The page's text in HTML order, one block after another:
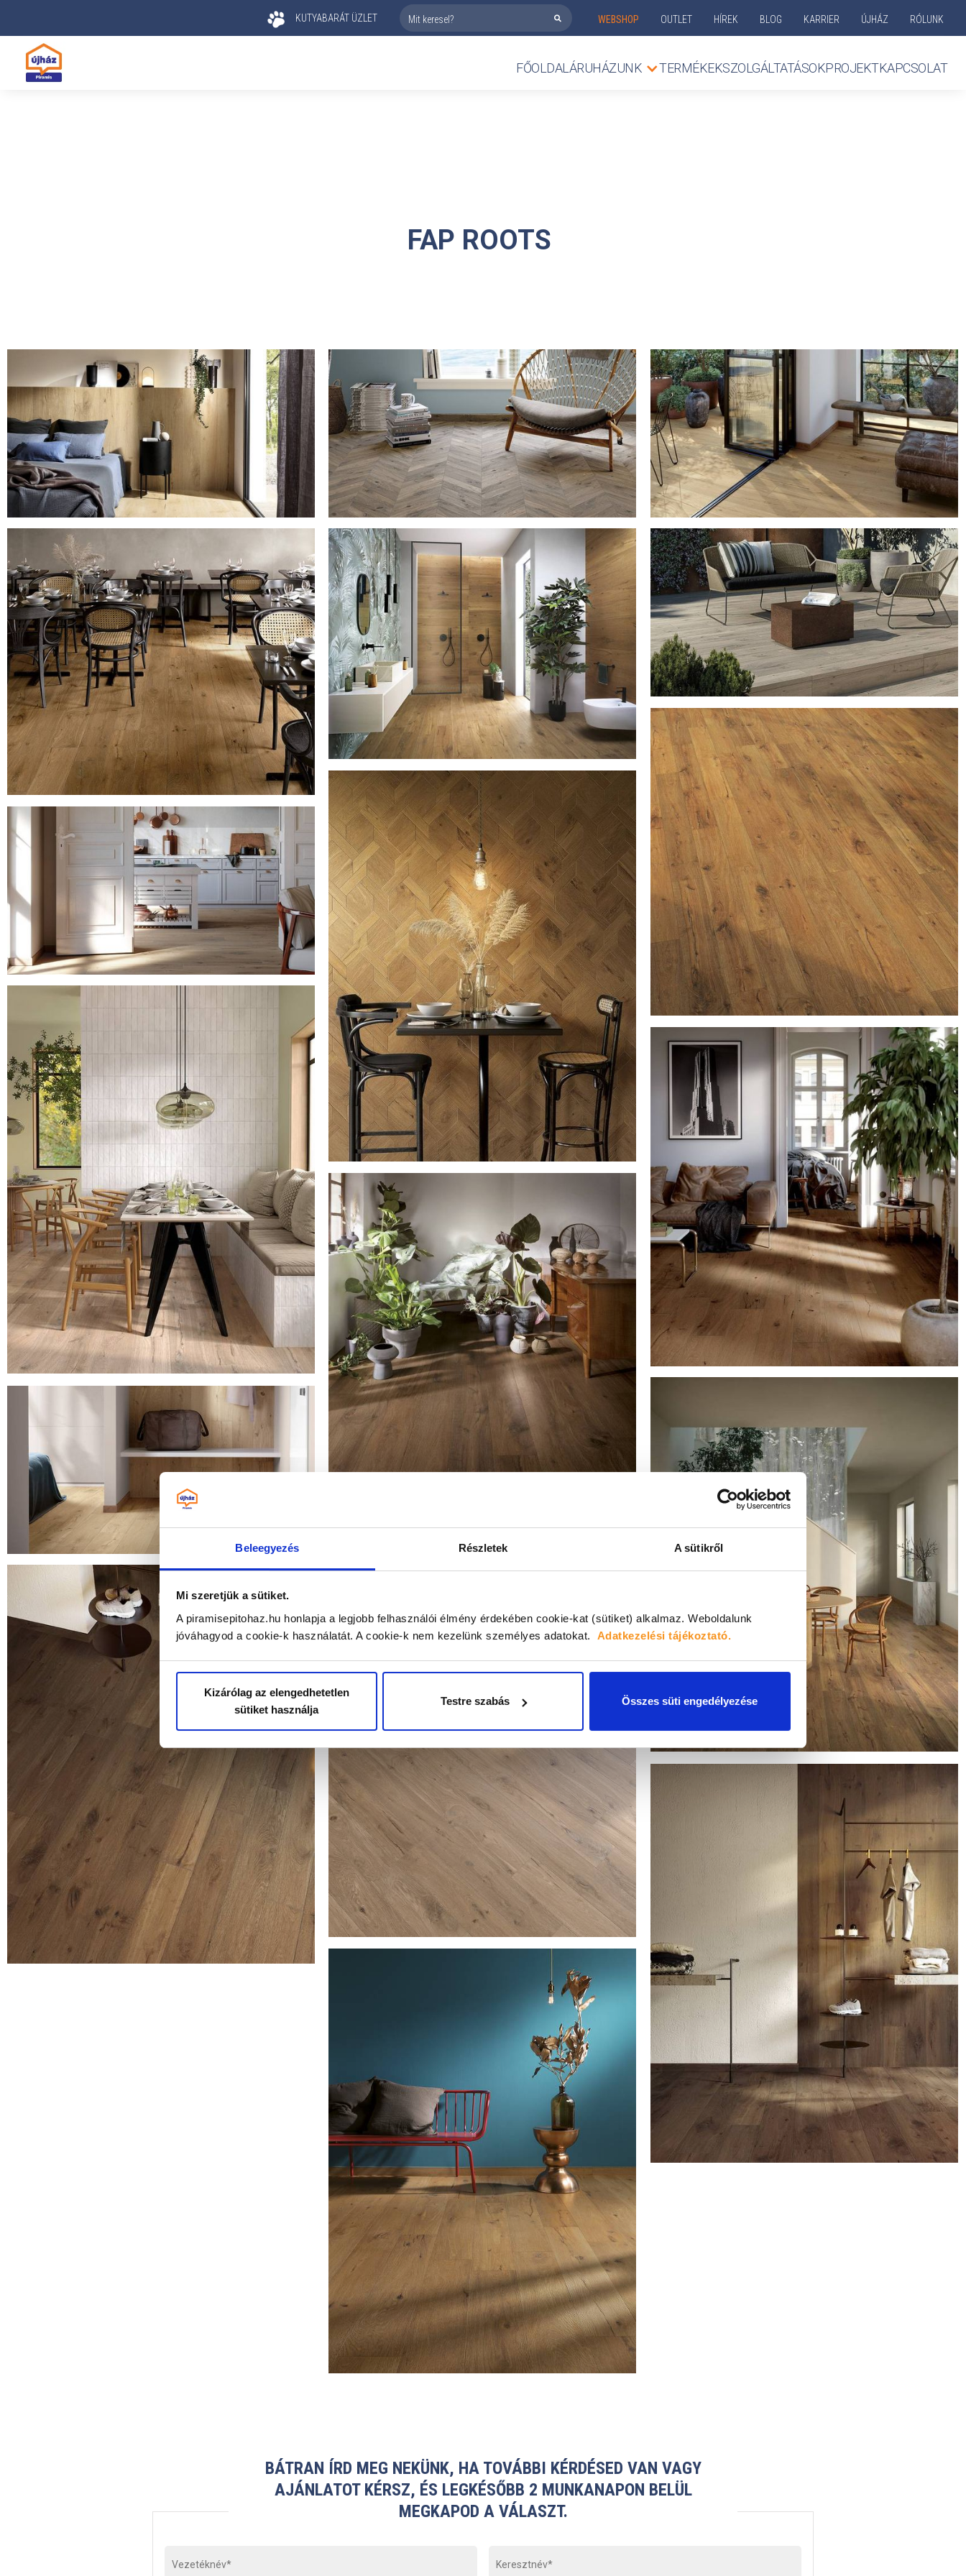
Beleegyezés Részletek A sütikről
Mi szeretjük a sütiket.
A piramisepitohaz.hu honlapja a legjobb felhasználói élmény érdekében cookie-kat (sütiket) alkalmaz. Weboldalunk
jóváhagyod a cookie-k használatát. A cookie-k nem kezelünk személyes adatokat. Adatkezelési tájékoztató.
Kizárólag az elengedhetetlen
sütiket használja
Testre szabás Összes süti engedélyezése
KUTYABARÁT ÜZLET WEBSHOP OUTLET HÍREK BLOG KARRIER ÚJHÁZ RÓLUNK
FŐOLDALÁRUHÁZUNK TERMÉKEKSZOLGÁLTATÁSOKPROJEKTKAPCSOLAT
FAP ROOTS
BÁTRAN ÍRD MEG NEKÜNK, HA TOVÁBBI KÉRDÉSED VAN VAGY
AJÁNLATOT KÉRSZ, ÉS LEGKÉSŐBB 2 MUNKANAPON BELÜL
MEGKAPOD A VÁLASZT.